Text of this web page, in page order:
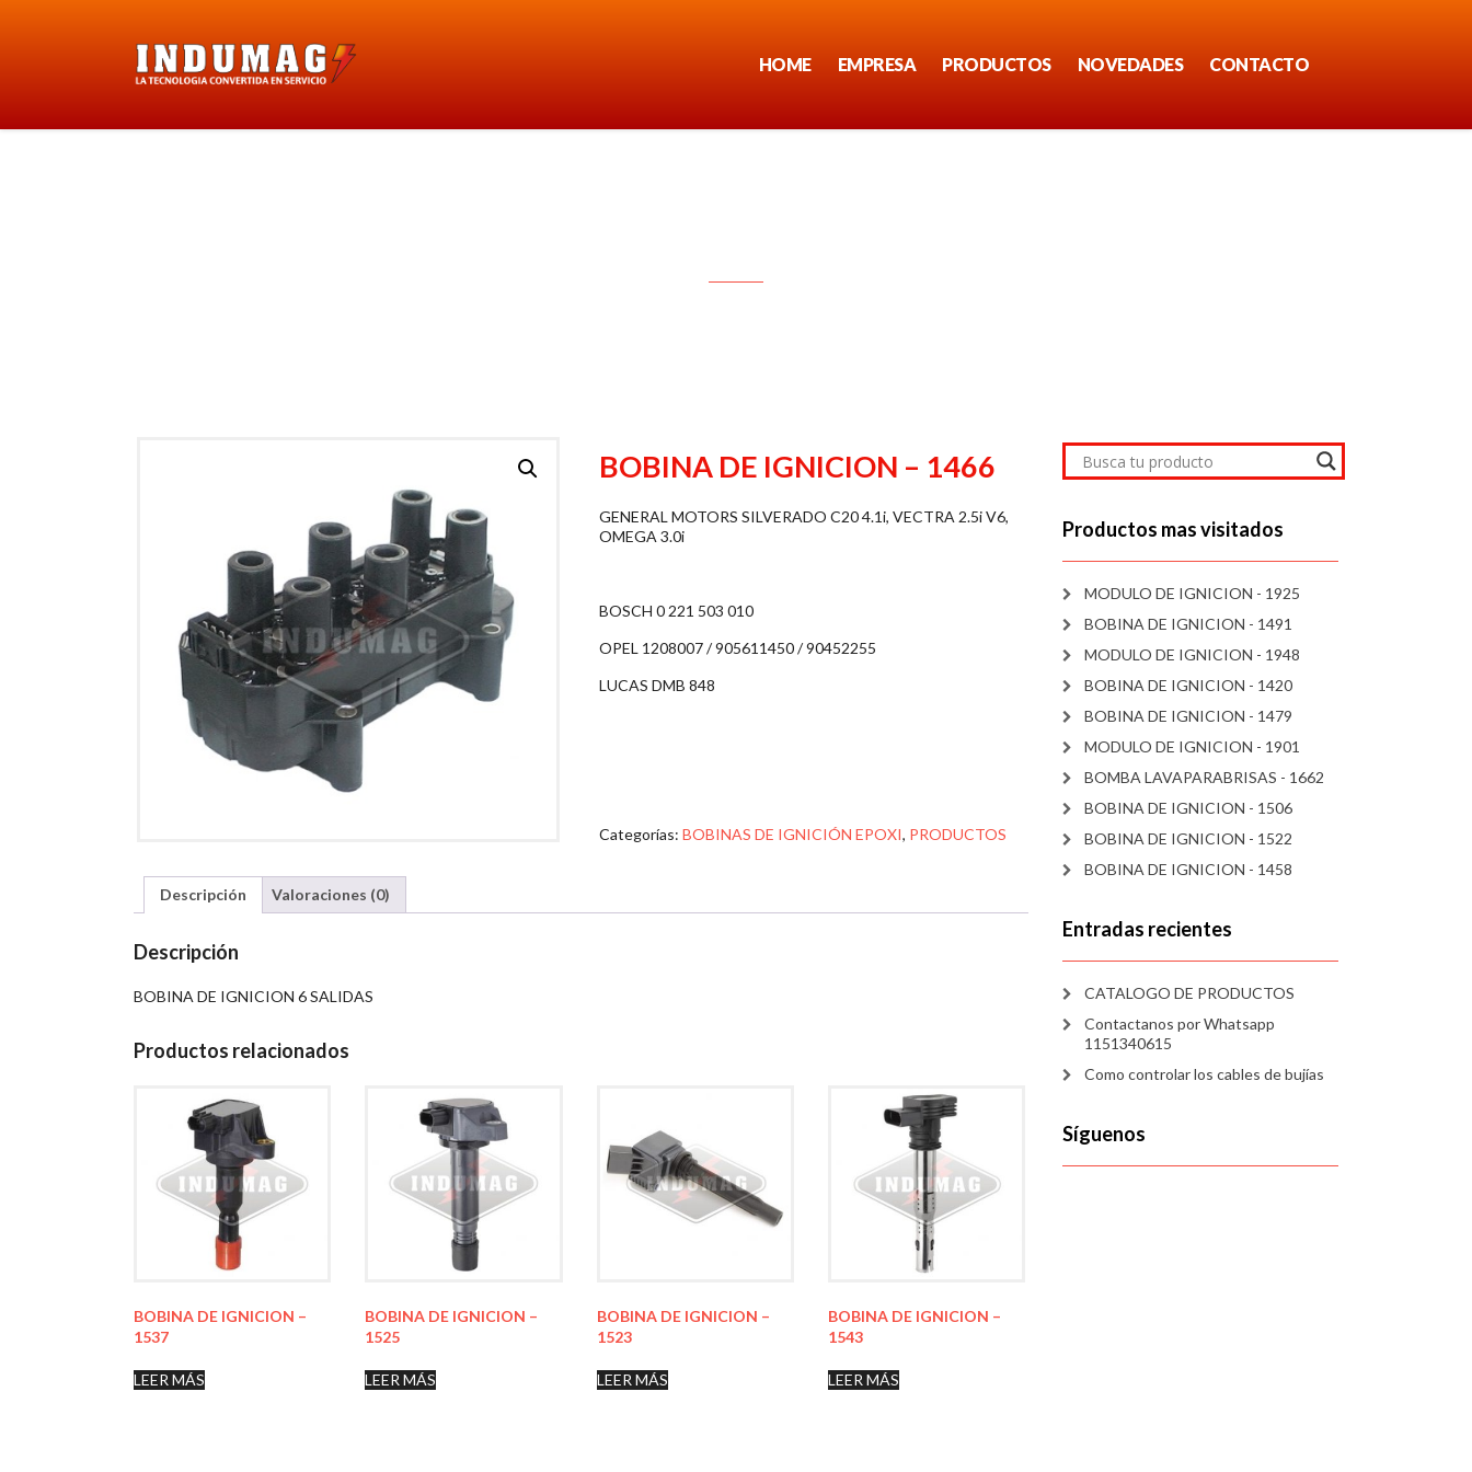
HOME EMPRESA PRODUCTOS NOVEDADES CONTACTO
BOBINA DE IGNICION – 1466
GENERAL MOTORS SILVERADO C20 4.1i, VECTRA 2.5i V6,
OMEGA 3.0i
BOSCH 0 221 503 010
OPEL 1208007 / 905611450 / 90452255
LUCAS DMB 848
Categorías:BOBINAS DE IGNICIÓN EPOXI, PRODUCTOS
Descripción Valoraciones (0)
Descripción
BOBINA DE IGNICION 6 SALIDAS
Productos relacionados
BOBINA DE IGNICION –
1537
LEER MÁS
BOBINA DE IGNICION –
1525
LEER MÁS
BOBINA DE IGNICION –
1523
LEER MÁS
BOBINA DE IGNICION –
1543
LEER MÁS
Productos mas visitados
MODULO DE IGNICION - 1925
BOBINA DE IGNICION - 1491
MODULO DE IGNICION - 1948
BOBINA DE IGNICION - 1420
BOBINA DE IGNICION - 1479
MODULO DE IGNICION - 1901
BOMBA LAVAPARABRISAS - 1662
BOBINA DE IGNICION - 1506
BOBINA DE IGNICION - 1522
BOBINA DE IGNICION - 1458
Entradas recientes
CATALOGO DE PRODUCTOS
Contactanos por Whatsapp
1151340615
Como controlar los cables de bujías
Síguenos